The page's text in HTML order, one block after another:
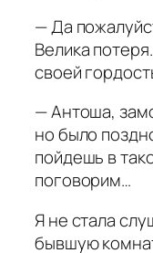
— Да
Велика
своей
— Антоша,
но было
пойдешь в
поговорим…
Я не стала
бывшую